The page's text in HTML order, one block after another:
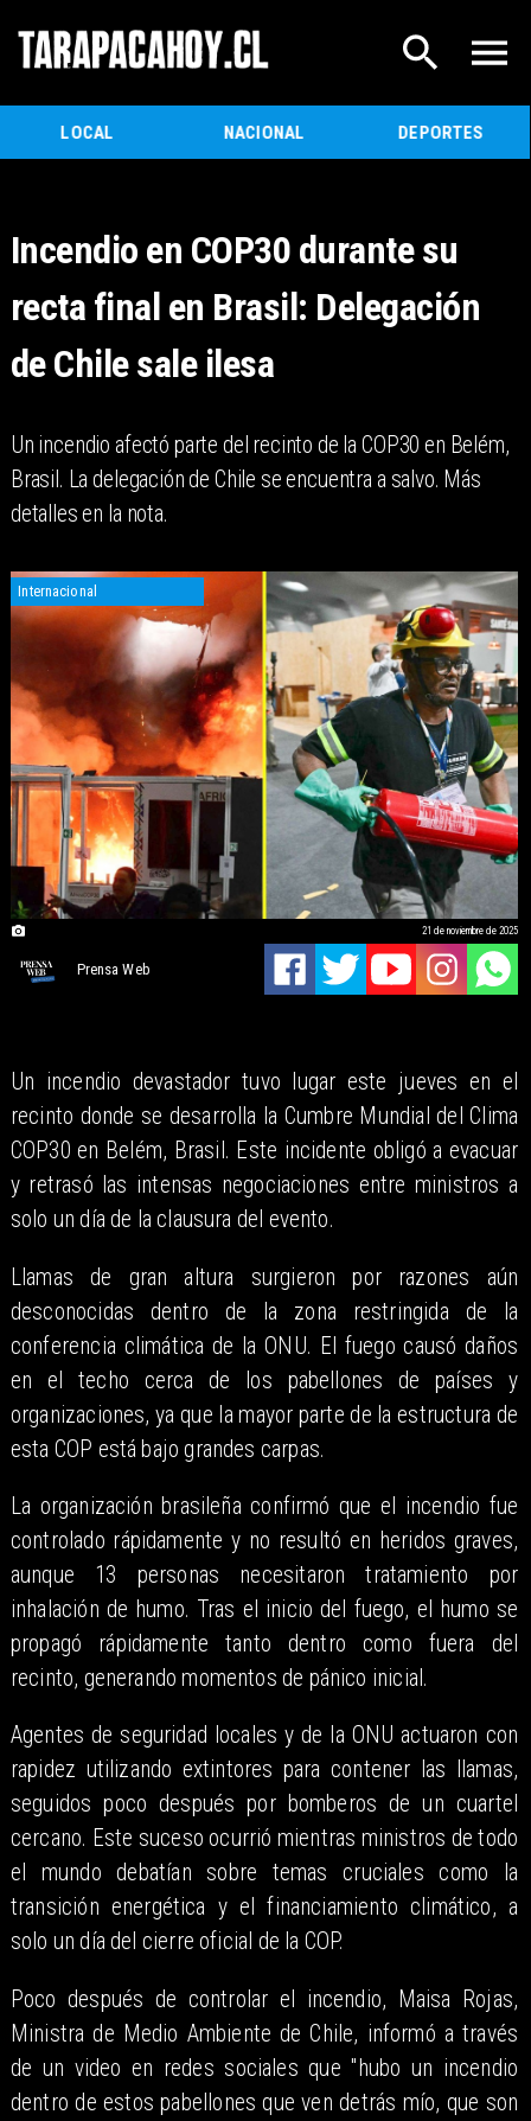
LOCAL NACIONAL DEPORTES
Incendio en COP30 durante su
recta final en Brasil: Delegación
de Chile sale ilesa
Un incendio afectó parte del recinto de la COP30 en Belém,
Brasil. La delegación de Chile se encuentra a salvo. Más
detalles en la nota.
Internacional
Prensa Web
21 de noviembre de 2025
Un incendio devastador tuvo lugar este jueves en el
recinto donde se desarrolla la Cumbre Mundial del Clima
COP30 en Belém, Brasil. Este incidente obligó a evacuar
y retrasó las intensas negociaciones entre ministros a
solo un día de la clausura del evento.
Llamas de gran altura surgieron por razones aún
desconocidas dentro de la zona restringida de la
conferencia climática de la ONU. El fuego causó daños
en el techo cerca de los pabellones de países y
organizaciones, ya que la mayor parte de la estructura de
esta COP está bajo grandes carpas.
La organización brasileña confirmó que el incendio fue
controlado rápidamente y no resultó en heridos graves,
aunque 13 personas necesitaron tratamiento por
inhalación de humo. Tras el inicio del fuego, el humo se
propagó rápidamente tanto dentro como fuera del
recinto, generando momentos de pánico inicial.
Agentes de seguridad locales y de la ONU actuaron con
rapidez utilizando extintores para contener las llamas,
seguidos poco después por bomberos de un cuartel
cercano. Este suceso ocurrió mientras ministros de todo
el mundo debatían sobre temas cruciales como la
transición energética y el financiamiento climático, a
solo un día del cierre oficial de la COP.
Poco después de controlar el incendio, Maisa Rojas,
Ministra de Medio Ambiente de Chile, informó a través
de un video en redes sociales que "hubo un incendio
dentro de estos pabellones que ven detrás mío, que son